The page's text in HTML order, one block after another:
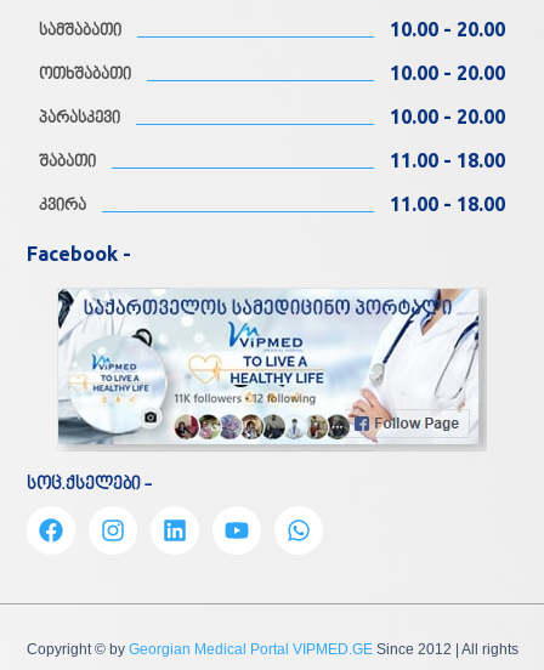
სამშაბათი 10.00 - 20.00
ოთხშაბათი 10.00 - 20.00
პარასკევი 10.00 - 20.00
შაბათი 11.00 - 18.00
კვირა 11.00 - 18.00
Facebook -
სოც.ქსელები -
Copyright © by Georgian Medical Portal VIPMED.GE Since 2012 | All rights